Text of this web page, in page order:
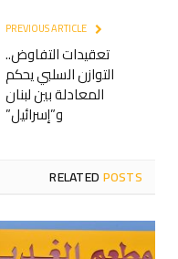
تعقيدات التفاوض..
التوازن السلبي يحكم
المعادلة بين لبنان
و”إسرائيل”
RELATEDPOSTS